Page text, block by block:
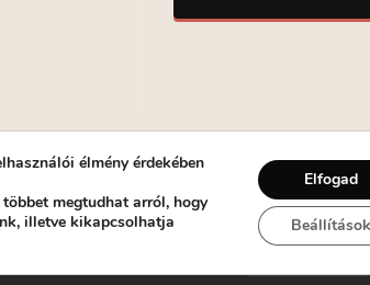
Nonprofit Kft. | Működési helyszín: Turay Ida
élmény érdekében
megtudhat arról, hogy
illetve kikapcsolhatja
Elfogad
Beállítások